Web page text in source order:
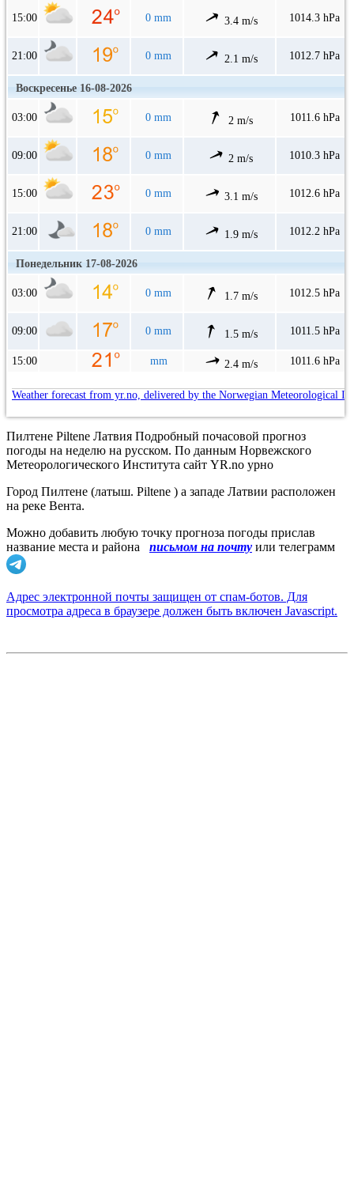
15:00 0 mm 3.4 m/s 1014.3 hPa
21:00 0 mm 2.1 m/s 1012.7 hPa
Воскресенье 16-08-2026
03:00 0 mm 2 m/s 1011.6 hPa
09:00 0 mm 2 m/s 1010.3 hPa
15:00 0 mm 3.1 m/s 1012.6 hPa
21:00 0 mm 1.9 m/s 1012.2 hPa
Понедельник 17-08-2026
03:00 0 mm 1.7 m/s 1012.5 hPa
09:00 0 mm 1.5 m/s 1011.5 hPa
15:00 mm 2.4 m/s 1011.6 hPa
Weather forecast from yr.no, delivered by the Norwegian Meteorological
Пилтене Piltene Латвия Подробный почасовой прогноз
погоды на неделю на русском. По данным Норвежского
Метеорологического Института сайт YR.no урно
Город Пилтене (латыш. Piltene ) а западе Латвии расположен
на реке Вента.
Можно добавить любую точку прогноза погоды прислав
название места и района
письмом на почту или телеграмм
Адрес электронной почты защищен от спам-ботов. Для
просмотра адреса в браузере должен быть включен Javascript.